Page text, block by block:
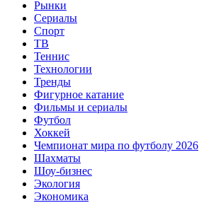
Рынки
Сериалы
Спорт
ТВ
Теннис
Технологии
Тренды
Фигурное катание
Фильмы и сериалы
Футбол
Хоккей
Чемпионат мира по футболу 2026
Шахматы
Шоу-бизнес
Экология
Экономика